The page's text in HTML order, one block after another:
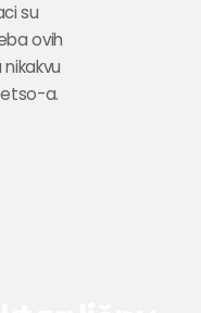
su
ovih
a.